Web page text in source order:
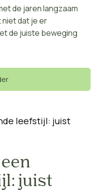
de jaren langzaam
dat je er
de juiste beweging
juist